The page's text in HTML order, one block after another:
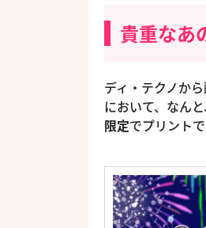
貴重なあ
ディ・テクノか
において、なん
限定でプリント